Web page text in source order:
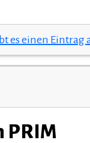
es einen Eintrag
PRIM